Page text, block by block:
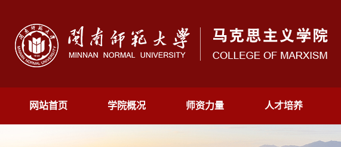
网站首页 学院概况 师资力量 人才培养